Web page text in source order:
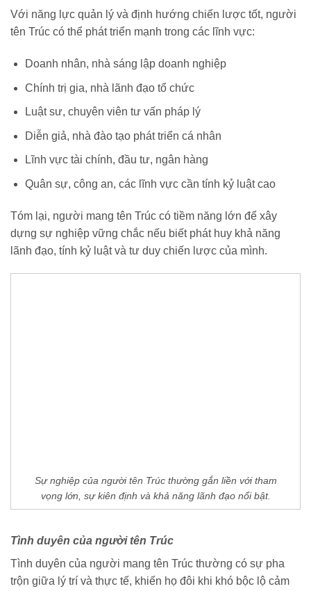
Với năng lực quản lý và định hướng chiến lược tốt, người
tên Trúc có thể phát triển mạnh trong các lĩnh vực:
Doanh nhân, nhà sáng lập doanh nghiệp
Chính trị gia, nhà lãnh đạo tổ chức
Luật sư, chuyên viên tư vấn pháp lý
Diễn giả, nhà đào tạo phát triển cá nhân
Lĩnh vực tài chính, đầu tư, ngân hàng
Quân sự, công an, các lĩnh vực cần tính kỷ luật cao
Tóm lại, người mang tên Trúc có tiềm năng lớn để xây
dựng sự nghiệp vững chắc nếu biết phát huy khả năng
lãnh đạo, tính kỷ luật và tư duy chiến lược của mình.
Sự nghiệp của người tên Trúc thường gắn liền với tham
vọng lớn, sự kiên định và khả năng lãnh đạo nổi bật.
Tình duyên của người tên Trúc
Tình duyên của người mang tên Trúc thường có sự pha
trộn giữa lý trí và thực tế, khiến họ đôi khi khó bộc lộ cảm